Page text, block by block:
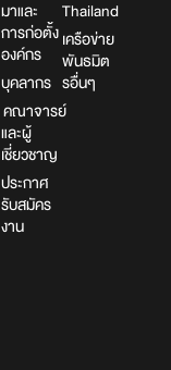
มาและ
การก่อตั้ง
องค์กร
บุคลากร
คณาจารย์
และผู้
เชี่ยวชาญ
ประกาศ
รับสมัคร
งาน
Thailand
เครือข่าย
พันธมิต
รอื่นๆ